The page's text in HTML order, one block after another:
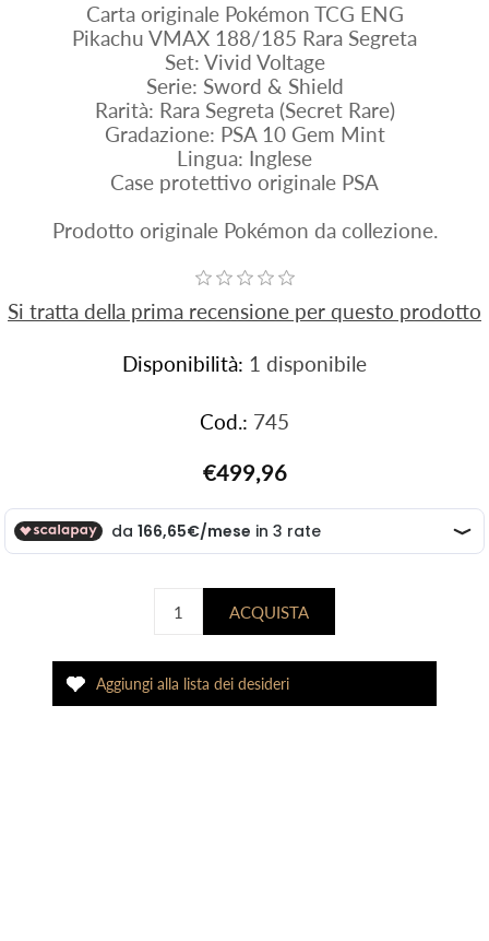
Carta originale Pokémon TCG ENG
Pikachu VMAX 188/185 Rara Segreta
Set: Vivid Voltage
Serie: Sword & Shield
Rarità: Rara Segreta (Secret Rare)
Gradazione: PSA 10 Gem Mint
Lingua: Inglese
Case protettivo originale PSA
Prodotto originale Pokémon da collezione.
Si tratta della prima recensione per questo prodotto
Disponibilità: 1 disponibile
Cod.: 745
€499,96